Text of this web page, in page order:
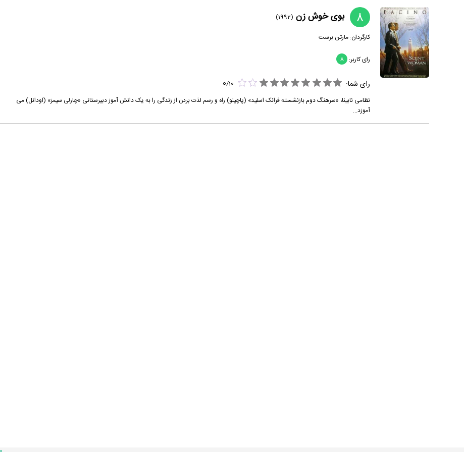
8 بوی خوش زن (1992)
کارگردان:مارتن برست
رای کاربر: 8
رای شما: 0/10
نظامی نابینا، «سرهنگ دوم بازنشسته فرانک اسلید» (پاچینو) راه و رسم لذت بردن از زندگی را به یک دانش آموز دبیرستانی «چارلی سیمز» (اودانل) می
آموزد...